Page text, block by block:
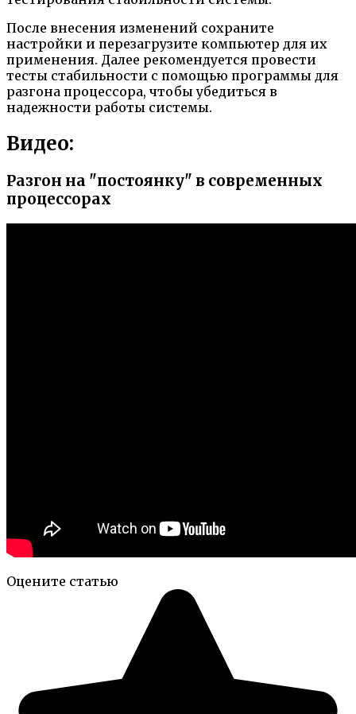
После внесения изменений сохраните
настройки и перезагрузите компьютер для их
применения. Далее рекомендуется провести
тесты стабильности с помощью программы для
разгона процессора, чтобы убедиться в
надежности работы системы.
Видео:
Разгон на "постоянку" в современных
процессорах
Оцените статью